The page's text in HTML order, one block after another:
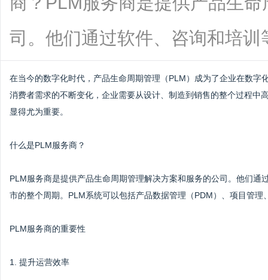
司。他们通过软件、咨询和培训
在当今的数字化时代，产品生命周期管理（PLM）成为了企业在数
消费者需求的不断变化，企业需要从设计、制造到销售的整个过程中
显得尤为重要。
什么是PLM服务商？
PLM服务商是提供产品生命周期管理解决方案和服务的公司。他们
市的整个周期。PLM系统可以包括产品数据管理（PDM）、项目管
PLM服务商的重要性
1. 提升运营效率